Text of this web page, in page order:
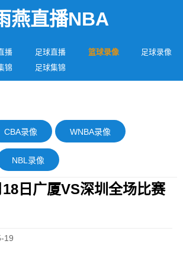
燕直播NBA
播 足球直播 篮球录像
足球录像
锦 足球集锦
CBA录像 WNBA录像
NBL录像
日广厦VS深圳全场比赛
19